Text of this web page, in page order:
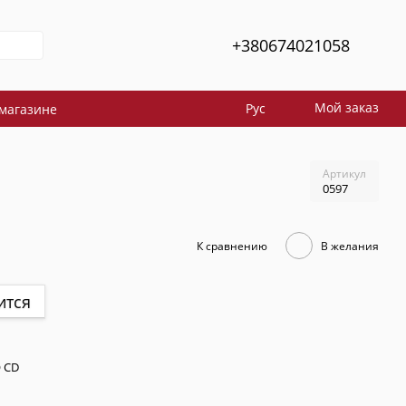
+380674021058
Рус Мой заказ
Артикул
0597
К сравнению В желания
CD